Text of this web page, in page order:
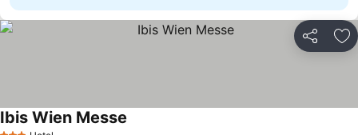
Ibis Wien Messe